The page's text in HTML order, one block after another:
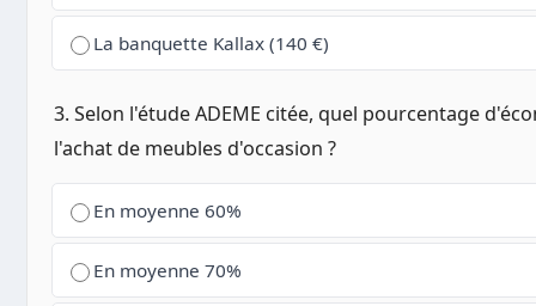
La banquette Kallax (140 €)
3. Selon l'étude ADEME citée, quel pourcentage
l'achat de meubles d'occasion ?
En moyenne 60%
En moyenne 70%